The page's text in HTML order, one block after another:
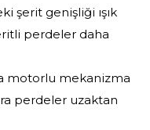
şerit genişliği ışık
perdeler daha
motorlu mekanizma
perdeler uzaktan